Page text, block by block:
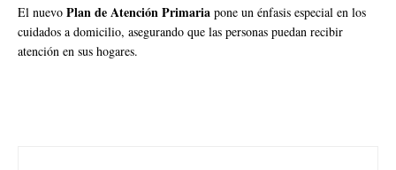
El nuevo Plan de Atención Primaria pone un énfasis especial en los
cuidados a domicilio, asegurando que las personas puedan recibir
atención en sus hogares.